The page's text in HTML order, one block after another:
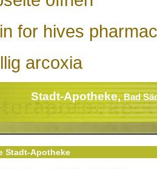
for hives
arcoxia
Stadt-Apotheke,Bad
Stadt-Apotheke